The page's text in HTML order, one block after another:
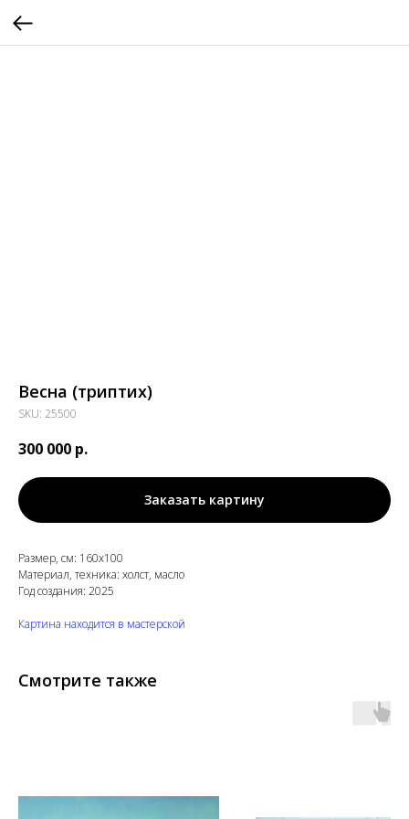
Весна (триптих)
SKU: 25500
300 000 р.
Заказать картину
Размер, см: 160х100
Материал, техника: холст, масло
Год создания: 2025
Картина находится в мастерской
Смотрите также